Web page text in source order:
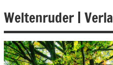
Weltenruder |